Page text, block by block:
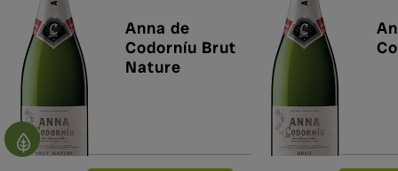
Anna de
Codorníu Brut
Nature